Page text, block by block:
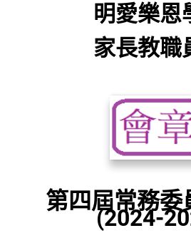
明愛樂恩
家長教職
第四屆常務委
(2024-